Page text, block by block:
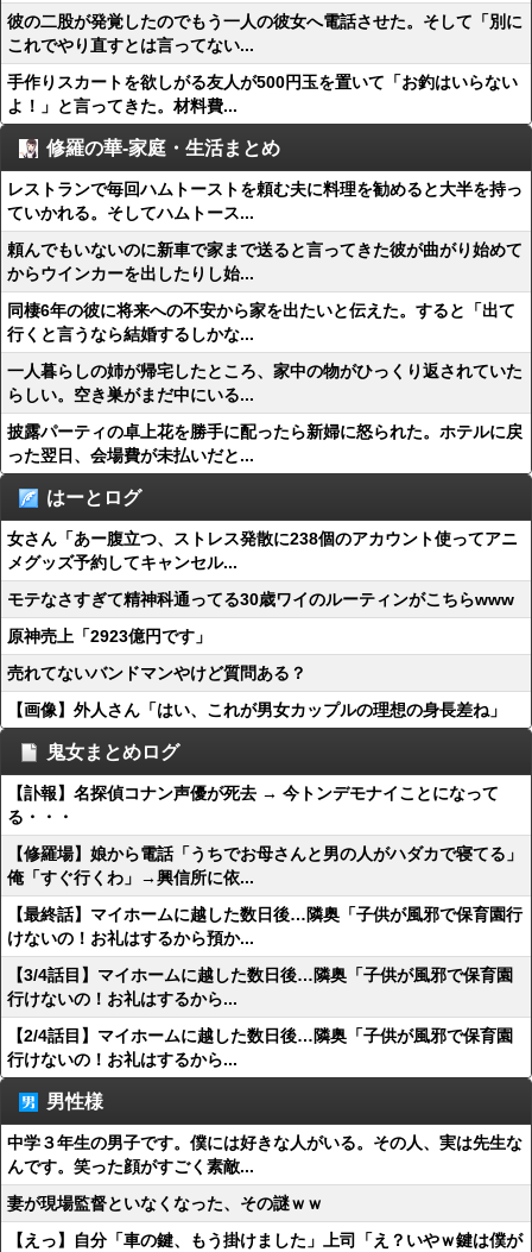
彼の二股が発覚したのでもう一人の彼女へ電話させた。そして「別に
これでやり直すとは言ってない...
手作りスカートを欲しがる友人が500円玉を置いて「お釣はいらない
よ！」と言ってきた。材料費...
修羅の華-家庭・生活まとめ
レストランで毎回ハムトーストを頼む夫に料理を勧めると大半を持っ
ていかれる。そしてハムトース...
頼んでもいないのに新車で家まで送ると言ってきた彼が曲がり始めて
からウインカーを出したりし始...
同棲6年の彼に将来への不安から家を出たいと伝えた。すると「出て
行くと言うなら結婚するしかな...
一人暮らしの姉が帰宅したところ、家中の物がひっくり返されていた
らしい。空き巣がまだ中にいる...
披露パーティの卓上花を勝手に配ったら新婦に怒られた。ホテルに戻
った翌日、会場費が未払いだと...
はーとログ
女さん「あー腹立つ、ストレス発散に238個のアカウント使ってアニ
メグッズ予約してキャンセル...
モテなさすぎて精神科通ってる30歳ワイのルーティンがこちらwww
原神売上「2923億円です」
売れてないバンドマンやけど質問ある？
【画像】外人さん「はい、これが男女カップルの理想の身長差ね」
鬼女まとめログ
【訃報】名探偵コナン声優が死去 → 今トンデモナイことになって
る・・・
【修羅場】娘から電話「うちでお母さんと男の人がハダカで寝てる」
俺「すぐ行くわ」→興信所に依...
【最終話】マイホームに越した数日後…隣奥「子供が風邪で保育園行
けないの！お礼はするから預か...
【3/4話目】マイホームに越した数日後…隣奥「子供が風邪で保育園
行けないの！お礼はするから...
【2/4話目】マイホームに越した数日後…隣奥「子供が風邪で保育園
行けないの！お礼はするから...
男性様
中学３年生の男子です。僕には好きな人がいる。その人、実は先生な
んです。笑った顔がすごく素敵...
妻が現場監督といなくなった、その謎ｗｗ
【えっ】自分「車の鍵、もう掛けました」上司「え？いやｗ鍵は僕が